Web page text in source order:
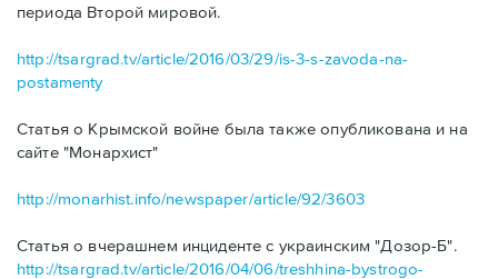
периода Второй мировой.
http://tsargrad.tv/article/2016/03/29/is-3-s-zavoda-na-
postamenty
Статья о Крымской войне была также опубликована и на
сайте "Монархист"
http://monarhist.info/newspaper/article/92/3603
Статья о вчерашнем инциденте с украинским "Дозор-Б".
http://tsargrad.tv/article/2016/04/06/treshhina-bystrogo-